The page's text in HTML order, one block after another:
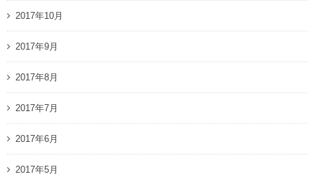
2017年10月
2017年9月
2017年8月
2017年7月
2017年6月
2017年5月